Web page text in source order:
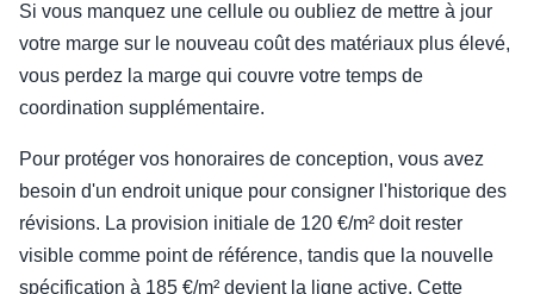
Si vous manquez une cellule ou oubliez de mettre à jour
votre marge sur le nouveau coût des matériaux plus élevé,
vous perdez la marge qui couvre votre temps de
coordination supplémentaire.
Pour protéger vos honoraires de conception, vous avez
besoin d'un endroit unique pour consigner l'historique des
révisions. La provision initiale de 120 €/m² doit rester
visible comme point de référence, tandis que la nouvelle
spécification à 185 €/m² devient la ligne active. Cette